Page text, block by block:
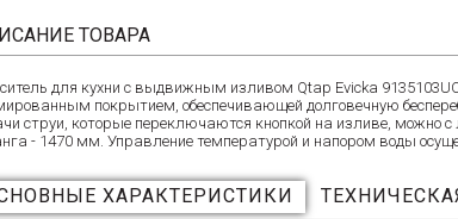
ТОВАРА
для кухни с выдвижным изливом Qtap Evicka
покрытием, обеспечивающей долговечную
струи, которые переключаются кнопкой на изливе, можно
- 1470 мм. Управление температурой и напором воды
ХАРАКТЕРИСТИКИ